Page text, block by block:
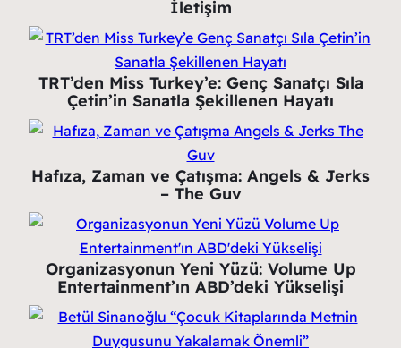
İletişim
TRT’den Miss Turkey’e: Genç Sanatçı Sıla
Çetin’in Sanatla Şekillenen Hayatı
Hafıza, Zaman ve Çatışma: Angels & Jerks
– The Guv
Organizasyonun Yeni Yüzü: Volume Up
Entertainment’ın ABD’deki Yükselişi